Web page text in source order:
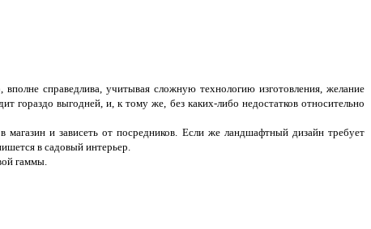
справедлива, учитывая сложную технологию изготовления, желание
гораздо выгодней, и, к тому же, без каких-либо недостатков относительно
и зависеть от посредников. Если же ландшафтный дизайн требует
в садовый интерьер.
гаммы.